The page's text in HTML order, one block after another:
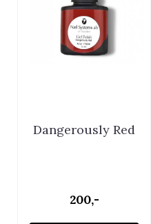
Dangerously Red
200,-